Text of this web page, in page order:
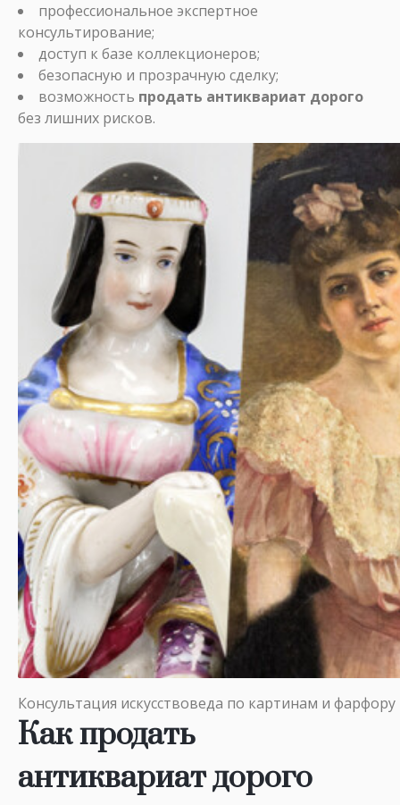
профессиональное экспертное
консультирование;
доступ к базе коллекционеров;
безопасную и прозрачную сделку;
возможность продать антиквариат дорого
без лишних рисков.
Консультация искусствоведа по картинам и
Как продать
антиквариат дорого